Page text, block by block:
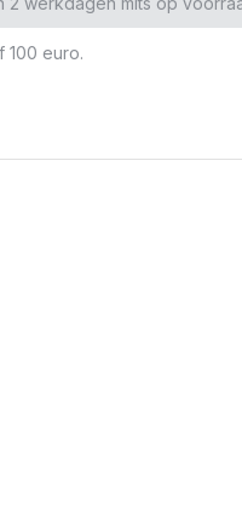
100 euro.